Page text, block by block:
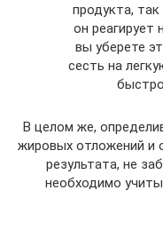
продукта,
он реагирует
вы уберете
сесть на
В целом же,
жировых отложений и
результата, не
необходимо